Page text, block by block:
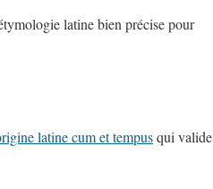
latine bien précise pour
latine cum et tempusqui valide